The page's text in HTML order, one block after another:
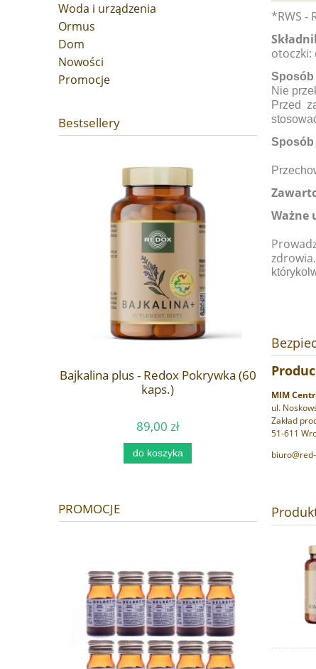
Woda i urządzenia
Ormus
Dom
Nowości
Promocje
Bestsellery
Bajkalina plus - Redox Pokrywka (60
kaps.)
89,00 zł
do koszyka
Delbet -
PROMOCJE
*RWS -
otoczki:
Sposób
Nie
Przed
Sposób
Ważne
MIM
ul.
Zakład
51-611